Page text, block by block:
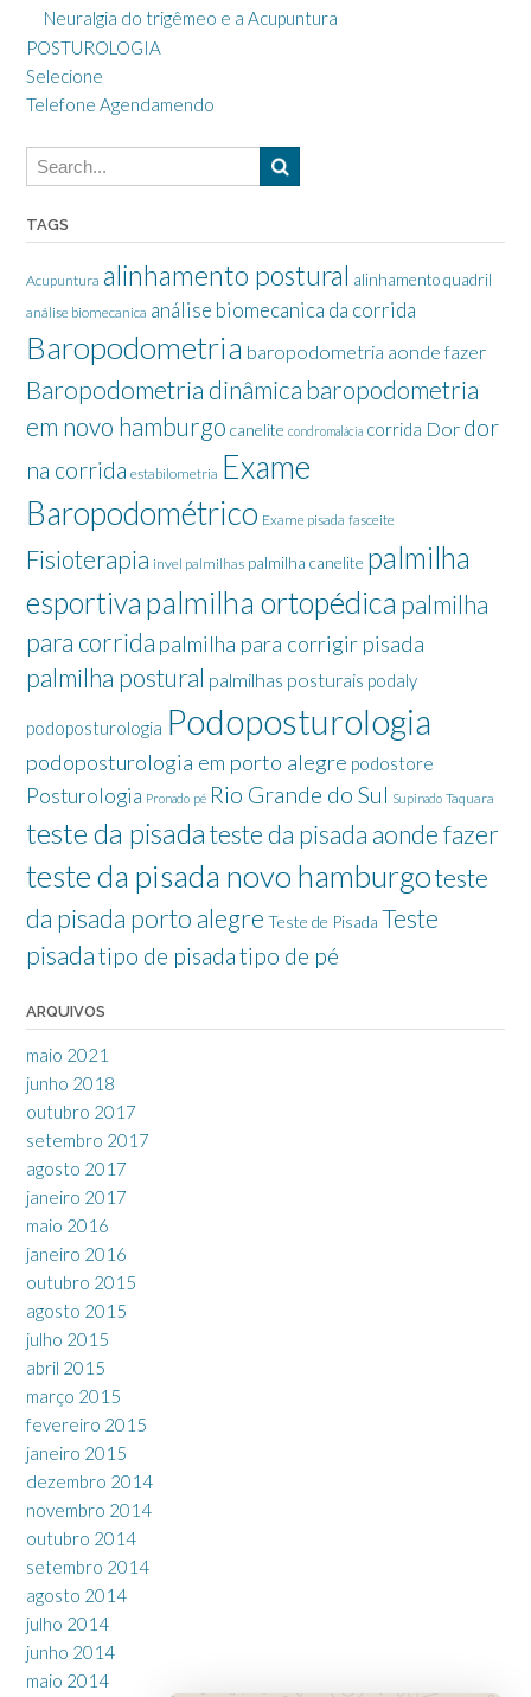
Neuralgia do trigêmeo e a Acupuntura
POSTUROLOGIA
Selecione
Telefone Agendamendo
TAGS
Acupuntura alinhamento postural alinhamento quadril
análise biomecanica análise biomecanica da corrida
Baropodometria baropodometria aonde fazer
Baropodometria dinâmica baropodometria
em novo hamburgo canelite condromalácia corrida Dor dor
na corrida estabilometria Exame
Baropodométrico Exame pisada fasceite
Fisioterapia invel palmilhas palmilha canelite palmilha
esportiva palmilha ortopédica palmilha
para corrida palmilha para corrigir pisada
palmilha postural palmilhas posturais podaly
podoposturologia Podoposturologia
podoposturologia em porto alegre podostore
Posturologia Pronado pé Rio Grande do Sul Supinado Taquara
teste da pisadateste da pisada aonde fazer
teste da pisada novo hamburgoteste
da pisada porto alegre Teste de Pisada Teste
pisadatipo de pisadatipo de pé
ARQUIVOS
maio 2021
junho 2018
outubro 2017
setembro 2017
agosto 2017
janeiro 2017
maio 2016
janeiro 2016
outubro 2015
agosto 2015
julho 2015
abril 2015
março 2015
fevereiro 2015
janeiro 2015
dezembro 2014
novembro 2014
outubro 2014
setembro 2014
agosto 2014
julho 2014
junho 2014
maio 2014